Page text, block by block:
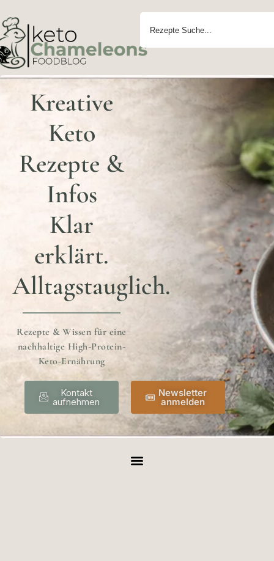
Kreative
Keto
Rezepte &
Infos
Klar
erklärt.
Alltagstauglich.
Rezepte & Wissen für eine
nachhaltige High-Protein-
Keto-Ernährung
Kontakt
aufnehmen
Newsletter
anmelden